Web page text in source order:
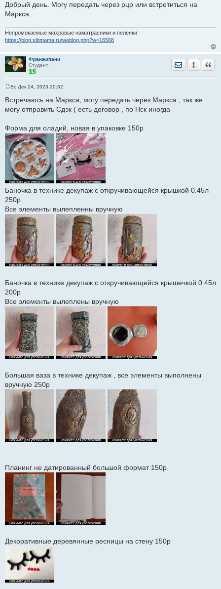
Добрый день. Могу передать через рцр или встретиться на
Маркса
Непромокаемые махровые наматрасники и пеленки
https://blog.sibmama.ru/weblog.php?w=16568
Франжипани
Студент
Отправить
о
б
н
и
е
Вс Дек 24, 2023 20:32
Встречаюсь на Маркса, могу передать через Маркса , так же
могу отправить Сдэк ( есть договор , по Нск иногда
Форма для оладий, новая в упаковке 150р
Баночка в технике декупаж с откручивающейся крышкой 0.45л
250р
Все элементы вылепленны вручную
Баночка в технике декупаж с откручивающейся крышечкой 0.45л
200р
Все элементы вылеплены вручную
Большая ваза в технике декупаж , все элементы выполнены
вручную 250р
Планинг не датированный большой формат 150р
Декоративные деревянные ресницы на стену 150р